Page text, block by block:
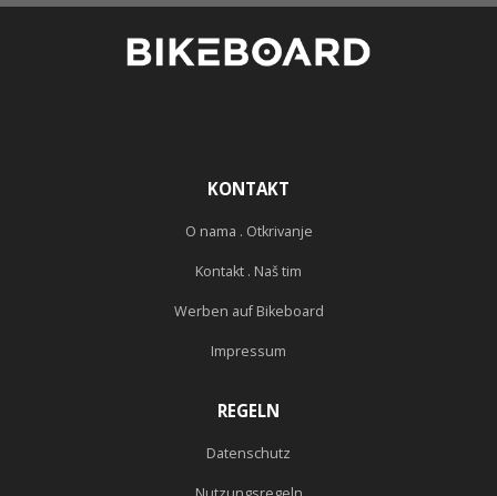
KONTAKT
O nama . Otkrivanje
Kontakt . Naš tim
Werben auf Bikeboard
Impressum
REGELN
Datenschutz